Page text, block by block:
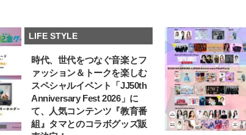
LIFE STYLE
時代、世代をつなぐ音楽とフ
ァッション＆トークを楽しむ
スペシャルイベント「JJ50th
Anniversary Fest 2026」に
て、人気コンテンツ『教育番
組』タマとのコラボグッズ販